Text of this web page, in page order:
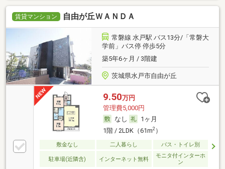
賃貸マンション 自由が丘ＷＡＮＤＡ
常磐線 水戸駅 バス13分/「常磐大
学前」バス停 停歩5分
築5年6ヶ月 / 3階建
茨城県水戸市自由が丘
9.50万円
管理費5,000円
なし
1ヶ月
1階 / 2LDK（61m2）
敷金なし 二人暮らし バス・トイレ別
駐車場(近隣含) インターネット無料
モニタ付インターホ
ン